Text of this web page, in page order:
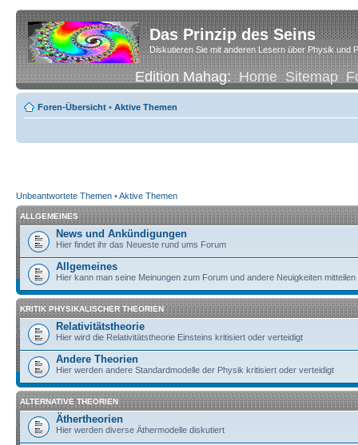
Das Prinzip des Seins
Diskutieren Sie mit anderen Lesern über Physik und
Edition Mahag:Home Sitemap
Foren-Übersicht • Aktive Themen
Unbeantwortete Themen •Aktive Themen
ALLGEMEINES
News und Ankündigungen
Hier findet ihr das Neueste rund ums Forum
Allgemeines
Hier kann man seine Meinungen zum Forum und andere Neuigkeiten mitteilen
KRITIK PHYSIKALISCHER THEORIEN
Relativitätstheorie
Hier wird die Relativitätstheorie Einsteins kritisiert oder verteidigt
Andere Theorien
Hier werden andere Standardmodelle der Physik kritisiert oder verteidigt
ALTERNATIVE THEORIEN
Äthertheorien
Hier werden diverse Äthermodelle diskutiert